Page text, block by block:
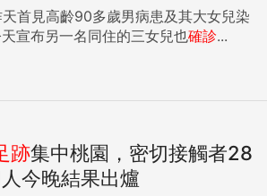
首見高齡90多歲男病患及其大女兒染
宣布另一名同住的三女兒也確診...
跡集中桃園，密切接觸者28
今晚結果出爐